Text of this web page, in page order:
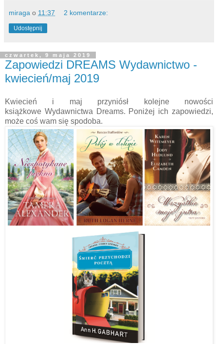
miraga o 11:37 2 komentarze:
Udostępnij
czwartek, 9 maja 2019
Zapowiedzi DREAMS Wydawnictwo -
kwiecień/maj 2019
Kwiecień i maj przyniósł kolejne nowości
książkowe Wydawnictwa Dreams. Poniżej ich zapowiedzi,
może coś wam się spodoba.